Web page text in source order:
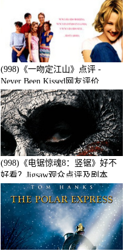
(998)《一吻定江山》点评 -
Never Been Kissed网友评价
(998)《电锯惊魂8：竖锯》好不
好看？Jigsaw观众点评及剧本